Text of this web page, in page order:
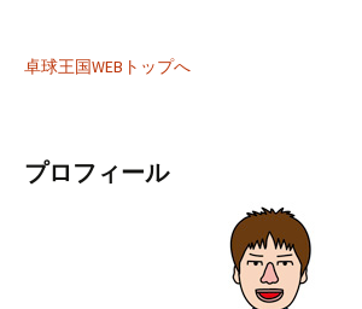
卓球王国WEBトップへ
プロフィール